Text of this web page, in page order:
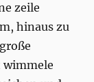
zeile
hinaus zu
wimmele